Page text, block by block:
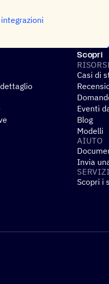
Scopri
Casi di
Eventi
Blog
Modelli
AIUTO
Invia
SERVIZI
Scopri i